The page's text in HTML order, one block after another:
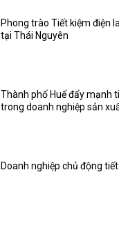
Phong trào Tiết kiệm điện
tại Thái Nguyên
Thành phố Huế đẩy mạnh
trong doanh nghiệp sản
Doanh nghiệp chủ động